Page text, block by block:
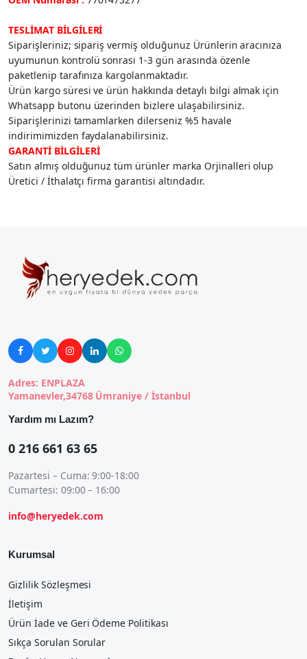
TESLİMAT BİLGİLERİ
Siparişleriniz; sipariş vermiş olduğunuz Ürünlerin aracınıza
uyumunun kontrolü sonrası 1-3 gün arasında özenle
paketlenip tarafınıza kargolanmaktadır.
Ürün kargo süresi ve ürün hakkında detaylı bilgi almak için
Whatsapp butonu üzerinden bizlere ulaşabilirsiniz.
Siparişlerinizi tamamlarken dilerseniz %5 havale
indirimimizden faydalanabilirsiniz.
GARANTİ BİLGİLERİ
Satın almış olduğunuz tüm ürünler marka Orjinalleri olup
Üretici / İthalatçı firma garantisi altındadır.
    
Adres: ENPLAZA
Yamanevler,34768 Ümraniye / İstanbul
Yardım mı Lazım?
0 216 661 63 65
Pazartesi – Cuma: 9:00-18:00
Cumartesi: 09:00 – 16:00
info@heryedek.com
Kurumsal
Gizlilik Sözleşmesi
İletişim
Ürün İade ve Geri Ödeme Politikası
Sıkça Sorulan Sorular